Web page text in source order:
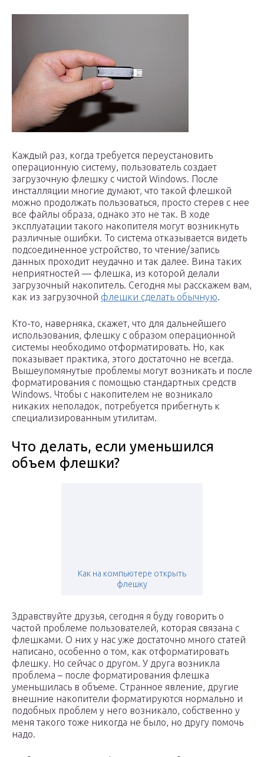
Каждый раз, когда требуется переустановить
операционную систему, пользователь создает
загрузочную флешку с чистой Windows. После
инсталляции многие думают, что такой флешкой
можно продолжать пользоваться, просто стерев с нее
все файлы образа, однако это не так. В ходе
эксплуатации такого накопителя могут возникнуть
различные ошибки. То система отказывается видеть
подсоединенное устройство, то чтение/запись
данных проходит неудачно и так далее. Вина таких
неприятностей — флешка, из которой делали
загрузочный накопитель. Сегодня мы расскажем вам,
как из загрузочной флешки сделать обычную.
Кто-то, наверняка, скажет, что для дальнейшего
использования, флешку с образом операционной
системы необходимо отформатировать. Но, как
показывает практика, этого достаточно не всегда.
Вышеупомянутые проблемы могут возникать и после
форматирования с помощью стандартных средств
Windows. Чтобы с накопителем не возникало
никаких неполадок, потребуется прибегнуть к
специализированным утилитам.
Что делать, если уменьшился
объем флешки?
Как на компьютере открыть
флешку
Здравствуйте друзья, сегодня я буду говорить о
частой проблеме пользователей, которая связана с
флешками. О них у нас уже достаточно много статей
написано, особенно о том, как отформатировать
флешку. Но сейчас о другом. У друга возникла
проблема – после форматирования флешка
уменьшилась в объеме. Странное явление, другие
внешние накопители форматируются нормально и
подобных проблем у него возникало, собственно у
меня такого тоже никогда не было, но другу помочь
надо.